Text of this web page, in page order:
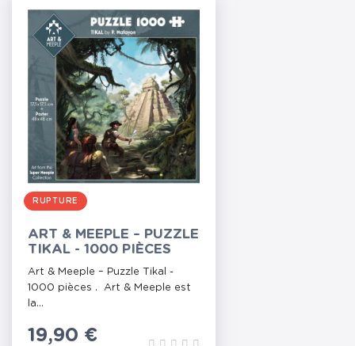
RUPTURE
ART & MEEPLE – PUZZLE
TIKAL - 1000 PIÈCES
Art & Meeple – Puzzle Tikal -
1000 pièces . Art & Meeple est
la...
Prix
19,90 €